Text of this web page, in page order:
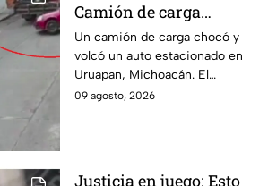
Camión de carga
arrastra auto
estacionado en
Uruapan, Michoacán
(VIDEO)
Un camión de carga chocó y
volcó un auto estacionado en
Uruapan, Michoacán. El
insólito momento quedó
09 agosto, 2026
Justicia en juego: Esto